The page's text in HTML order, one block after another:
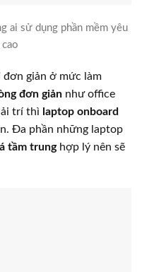
ai sử dụng phần mềm yêu
đơn giản ở mức làm
đơn giản như office
trí thì laptop onboard
Đa phần những laptop
tầm trunghợp lý nên sẽ